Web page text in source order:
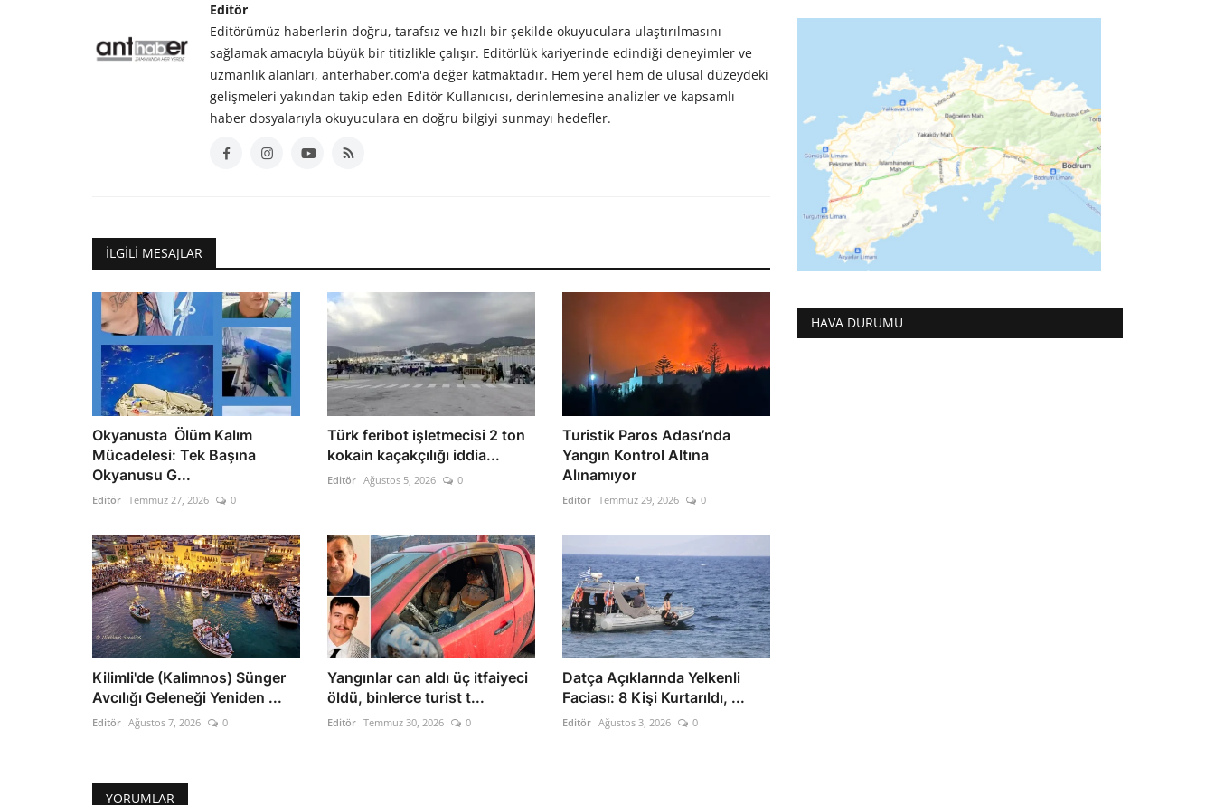
Editör
Editörümüz haberlerin doğru, tarafsız ve hızlı bir şekilde okuyuculara ulaştırılmasını
sağlamak amacıyla büyük bir titizlikle çalışır. Editörlük kariyerinde edindiği deneyimler ve
uzmanlık alanları, anterhaber.com'a değer katmaktadır. Hem yerel hem de ulusal düzeydeki
gelişmeleri yakından takip eden Editör Kullanıcısı, derinlemesine analizler ve kapsamlı
haber dosyalarıyla okuyuculara en doğru bilgiyi sunmayı hedefler.
İLGILI MESAJLAR
Okyanusta Ölüm Kalım
Mücadelesi: Tek Başına
Okyanusu G...
Editör Temmuz 27, 2026 0
Türk feribot işletmecisi 2 ton
kokain kaçakçılığı iddia...
Editör Ağustos 5, 2026 0
Turistik Paros Adası’nda
Yangın Kontrol Altına
Alınamıyor
Editör Temmuz 29, 2026 0
Kilimli'de (Kalimnos) Sünger
Avcılığı Geleneği Yeniden ...
Editör Ağustos 7, 2026 0
Yangınlar can aldı üç itfaiyeci
öldü, binlerce turist t...
Editör Temmuz 30, 2026 0
Datça Açıklarında Yelkenli
Faciası: 8 Kişi Kurtarıldı, ...
Editör Ağustos 3, 2026 0
YORUMLAR
HAVA DURUMU